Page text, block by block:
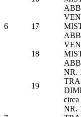
6
ABB
17
ABB
18
ABB
19
NR.
circa
NR.